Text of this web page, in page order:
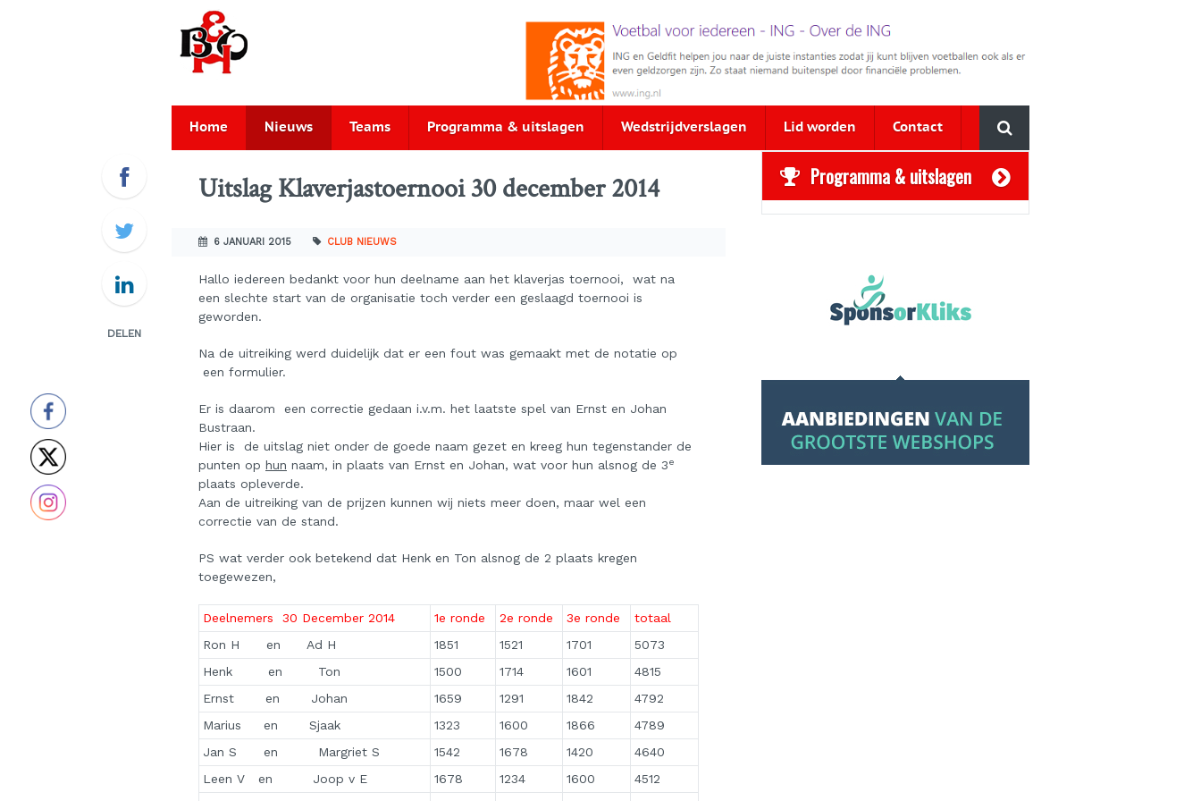
Home Nieuws Teams Programma & uitslagen Wedstrijdverslagen Lid worden Contact
Uitslag Klaverjastoernooi 30 december 2014
6 JANUARI 2015 CLUB NIEUWS
Hallo iedereen bedankt voor hun deelname aan het klaverjas toernooi, wat na
een slechte start van de organisatie toch verder een geslaagd toernooi is
geworden.
Na de uitreiking werd duidelijk dat er een fout was gemaakt met de notatie op
een formulier.
Er is daarom een correctie gedaan i.v.m. het laatste spel van Ernst en Johan
Bustraan.
Hier is de uitslag niet onder de goede naam gezet en kreeg hun tegenstander de
punten op hun naam, in plaats van Ernst en Johan, wat voor hun alsnog de 3e
plaats opleverde.
Aan de uitreiking van de prijzen kunnen wij niets meer doen, maar wel een
correctie van de stand.
PS wat verder ook betekend dat Henk en Ton alsnog de 2 plaats kregen
toegewezen,
Deelnemers 30 December 2014 1e ronde 2e ronde 3e ronde
totaal
Ron H en Ad H
1851 1521 1701
5073
Henk en Ton
1500 1714 1601
4815
Ernst en Johan
1659 1291 1842
4792
Marius en Sjaak
1323 1600 1866
4789
Jan S en Margriet S
1542 1678 1420
4640
Leen V en Joop v E
1678 1234 1600
4512
DELEN
Programma & uitslagen